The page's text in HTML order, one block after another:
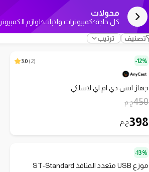
محولات
كل حاجة كمبيوترات ولابات لوازم الكمبيوتر
تصنيف ترتيب
12%-
(
2
)
3.0
جهاز اتش دي ام اي لاسلكي
450ج.م
398ج.م
13%-
موزع USB متعدد المنافذ ST-Standard